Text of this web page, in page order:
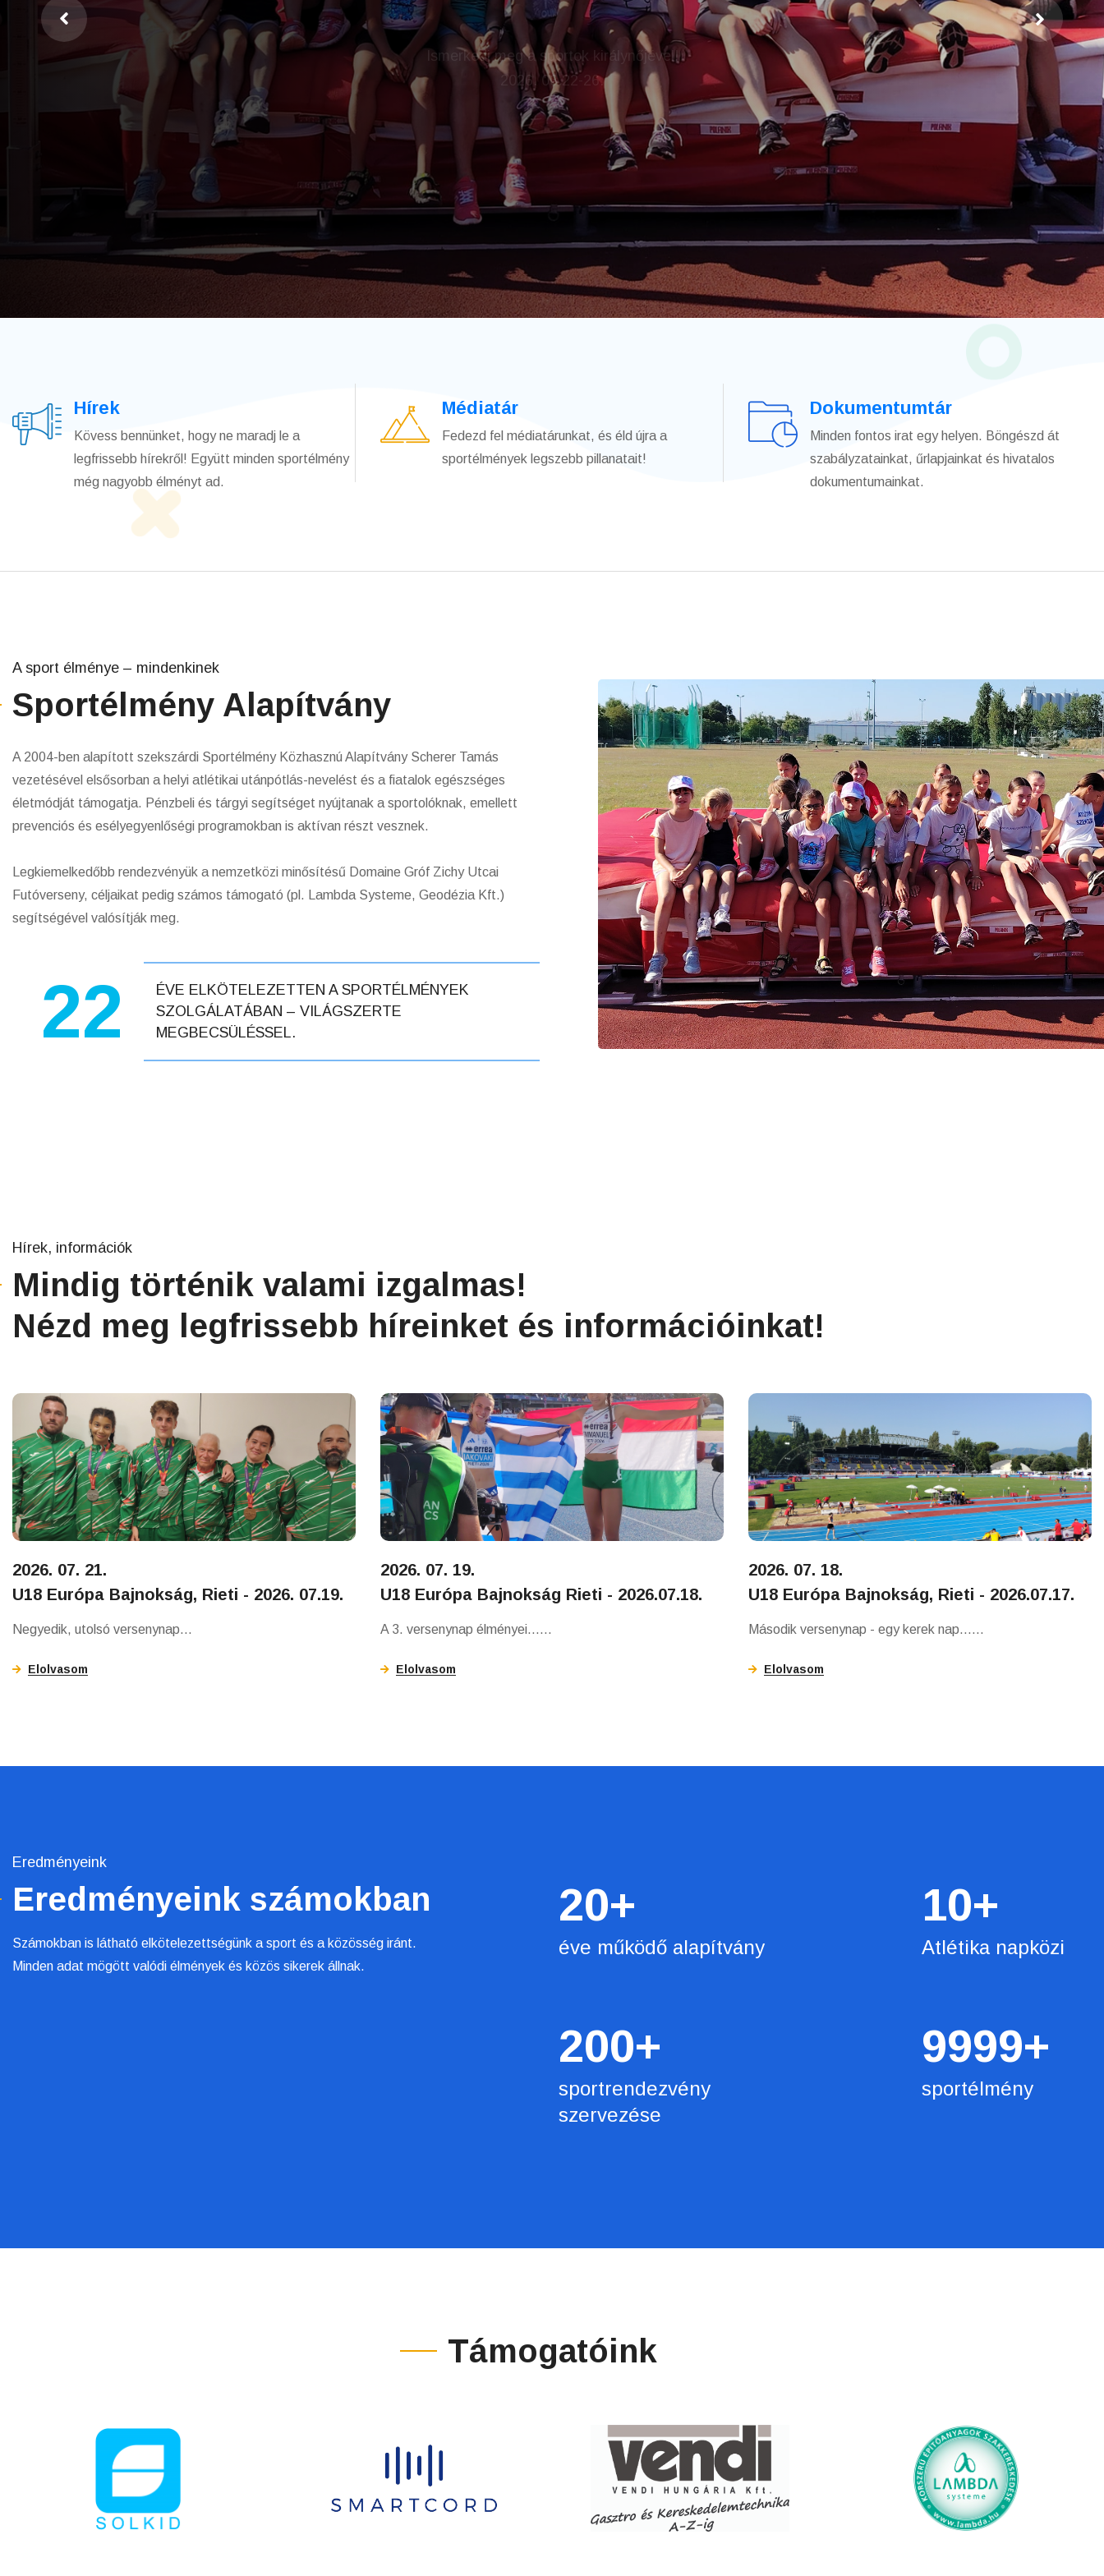
2026. 06.22-26.
Képek a 2025-ös napköziből
Hírek
Kövess bennünket, hogy ne maradj le a
legfrissebb hírekről! Együtt minden sportélmény
még nagyobb élményt ad.
Médiatár
Fedezd fel médiatárunkat, és éld újra a
sportélmények legszebb pillanatait!
Dokumentumtár
Minden fontos irat egy helyen. Böngészd át
szabályzatainkat, űrlapjainkat és hivatalos
dokumentumainkat.
A sport élménye – mindenkinek
Sportélmény Alapítvány
A 2004-ben alapított szekszárdi Sportélmény Közhasznú Alapítvány Scherer Tamás
vezetésével elsősorban a helyi atlétikai utánpótlás-nevelést és a fiatalok egészséges
életmódját támogatja. Pénzbeli és tárgyi segítséget nyújtanak a sportolóknak, emellett
prevenciós és esélyegyenlőségi programokban is aktívan részt vesznek.
Legkiemelkedőbb rendezvényük a nemzetközi minősítésű Domaine Gróf Zichy Utcai
Futóverseny, céljaikat pedig számos támogató (pl. Lambda Systeme, Geodézia Kft.)
segítségével valósítják meg.
22
ÉVE ELKÖTELEZETTEN A SPORTÉLMÉNYEK
SZOLGÁLATÁBAN – VILÁGSZERTE
MEGBECSÜLÉSSEL.
Hírek, információk
Mindig történik valami izgalmas!
Nézd meg legfrissebb híreinket és információinkat!
2026. 07. 21.
U18 Európa Bajnokság, Rieti - 2026. 07.19.
Negyedik, utolsó versenynap...
Elolvasom
2026. 07. 19.
U18 Európa Bajnokság Rieti - 2026.07.18.
A 3. versenynap élményei......
Elolvasom
2026. 07. 18.
U18 Európa Bajnokság, Rieti - 2026.07.17.
Második versenynap - egy kerek nap......
Elolvasom
Eredményeink
Eredményeink számokban
Számokban is látható elkötelezettségünk a sport és a közösség iránt.
Minden adat mögött valódi élmények és közös sikerek állnak.
20+
éve működő alapítvány
10+
Atlétika napközi
200+
sportrendezvény
szervezése
9999+
sportélmény
Támogatóink